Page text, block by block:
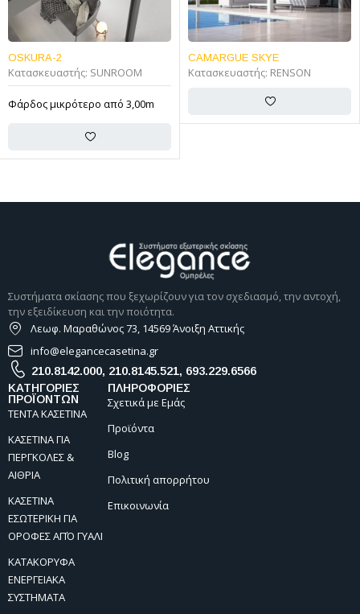
SUNROOM
από 3,00m
CAMARGUE SKYE
Κατασκευαστής: RENSON
Συστήματα σκίασης που ξεχωρίζουν για τον σχεδιασμό, την αντοχή,
την εξειδίκευση και την ποιότητα.
ΚΑΤΗΓΟΡΙΕΣ
ΠΡΟΪΟΝΤΩΝ
ΤΕΝΤΑ ΚΑΣΕΤΙΝΑ
ΚΑΣΕΤΙΝΑ ΓΙΑ
ΠΕΡΓΚΟΛΕΣ &
ΑΙΘΡΙΑ
ΚΑΣΕΤΙΝΑ
ΕΣΩΤΕΡΙΚΗ ΓΙΑ
ΟΡΟΦΕΣ ΑΠΌ ΓΥΑΛΙ
ΚΑΤΑΚΟΡΥΦΑ
ΕΝΕΡΓΕΙΑΚΑ
ΣΥΣΤΗΜΑΤΑ
ΠΛΗΡΟΦΟΡΙΕΣ
Σχετικά με Εμάς
Προϊόντα
Blog
Πολιτική απορρήτου
Επικοινωνία
Λεωφ. Μαραθώνος 73, 14569 Άνοιξη Αττικής
info@elegancecasetina.gr
210.8142.000, 210.8145.521, 693.229.6566